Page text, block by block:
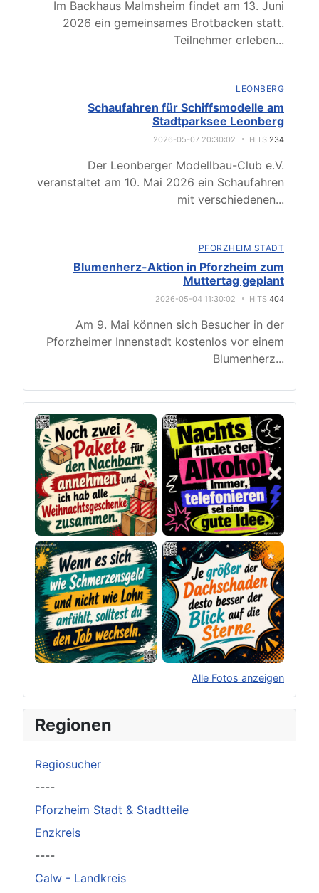
Im Backhaus Malmsheim findet am 13. Juni
2026 ein gemeinsames Brotbacken statt.
Teilnehmer erleben...
LEONBERG
Schaufahren für Schiffsmodelle am
Stadtparksee Leonberg
2026-05-07 20:30:02 HITS 234
Der Leonberger Modellbau-Club e.V.
veranstaltet am 10. Mai 2026 ein Schaufahren
mit verschiedenen...
PFORZHEIM STADT
Blumenherz-Aktion in Pforzheim zum
Muttertag geplant
2026-05-04 11:30:02 HITS 404
Am 9. Mai können sich Besucher in der
Pforzheimer Innenstadt kostenlos vor einem
Blumenherz...
Alle Fotos anzeigen
Original herunterladen
Regionen
Regiosucher
----
Pforzheim Stadt & Stadtteile
Enzkreis
----
Calw - Landkreis